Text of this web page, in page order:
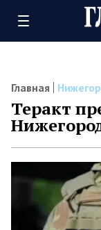
Главная
Теракт